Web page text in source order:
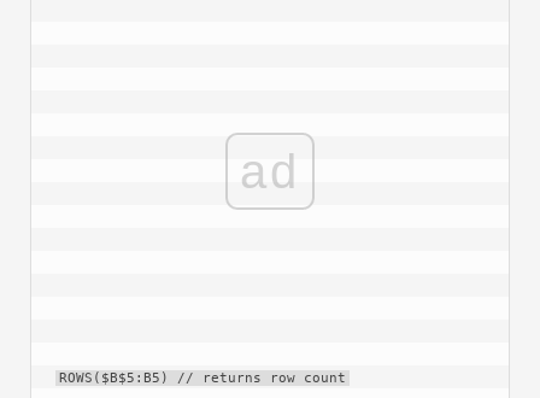
ad
ROWS($B$5:B5) // returns row count